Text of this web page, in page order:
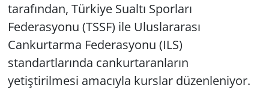
tarafından, Türkiye Sualtı Sporları
Federasyonu (TSSF) ile Uluslararası
Cankurtarma Federasyonu (ILS)
standartlarında cankurtaranların
yetiştirilmesi amacıyla kurslar düzenleniyor.